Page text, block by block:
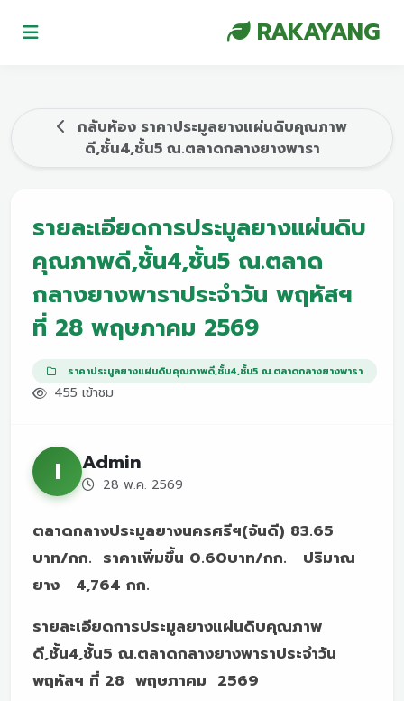
RAKAYANG
กลับห้อง ราคาประมูลยางแผ่นดิบคุณภาพ
ดี,ชั้น4,ชั้น5 ณ.ตลาดกลางยางพารา
รายละเอียดการประมูลยางแผ่นดิบ
คุณภาพดี,ชั้น4,ชั้น5 ณ.ตลาด
กลางยางพาราประจำวัน พฤหัสฯ
ที่ 28 พฤษภาคม 2569
ราคาประมูลยางแผ่นดิบคุณภาพดี,ชั้น4,ชั้น5 ณ.ตลาดกลางยางพารา
455 เข้าชม
I Admin
28 พ.ค. 2569
ตลาดกลางประมูลยางนครศรีฯ(จันดี) 83.65
บาท/กก. ราคาเพิ่มขึ้น 0.60บาท/กก. ปริมาณ
ยาง 4,764 กก.
รายละเอียดการประมูลยางแผ่นดิบคุณภาพ
ดี,ชั้น4,ชั้น5 ณ.ตลาดกลางยางพาราประจำวัน
พฤหัสฯ ที่ 28 พฤษภาคม 2569